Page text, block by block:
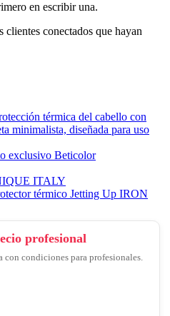
en escribir una.
clientes conectados que hayan
exclusivo Beticolor
ITALY
térmico Jetting Up IRON
profesional
condiciones para profesionales.